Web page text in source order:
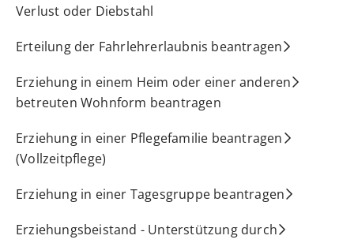
Verlust oder Diebstahl
Erteilung der Fahrlehrerlaubnis beantragen
Erziehung in einem Heim oder einer anderen
betreuten Wohnform beantragen
Erziehung in einer Pflegefamilie beantragen
(Vollzeitpflege)
Erziehung in einer Tagesgruppe beantragen
Erziehungsbeistand - Unterstützung durch